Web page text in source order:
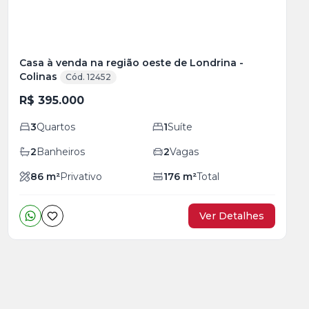
Casa à venda na região oeste de Londrina -
Colinas
Cód. 12452
R$ 395.000
3Quartos 1Suíte
2Banheiros 2Vagas
86m²Privativo 176 m²Total
Ver Detalhes